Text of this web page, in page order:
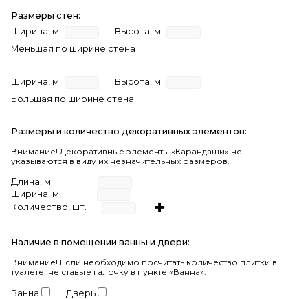
Размеры стен:
Ширина, м
Высота, м
Меньшая по ширине стена
Ширина, м
Высота, м
Большая по ширине стена
Размеры и количество декоративных элементов:
Внимание! Декоративные элементы «Карандаши» не
указываются в виду их незначительных размеров.
Длина, м
Ширина, м
Количество, шт.
Наличие в помещении ванны и двери:
Внимание! Если необходимо посчитать количество плитки в
туалете, не ставьте галочку в пункте «Ванна».
Ванна Дверь